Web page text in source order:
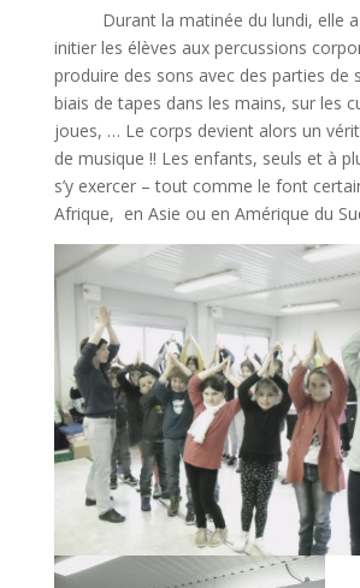
Durant la matinée du lundi, elle a
initier les élèves aux percussions
produire des sons avec des parties de
biais de tapes dans les mains, sur les
joues, … Le corps devient alors un
de musique !! Les enfants, seuls et à
s’y exercer – tout comme le font
Afrique, en Asie ou en Amérique du